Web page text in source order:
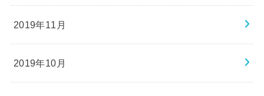
2019年11月
2019年10月